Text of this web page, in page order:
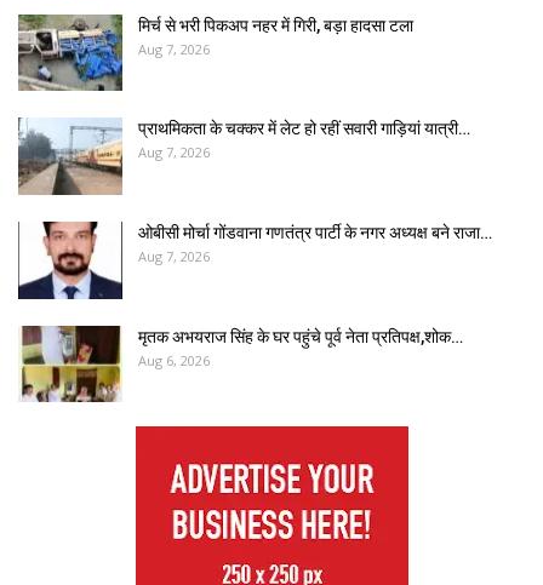
मिर्च से भरी पिकअप नहर में गिरी, बड़ा हादसा टला
Aug 7, 2026
प्राथमिकता के चक्कर में लेट हो रहीं सवारी गाड़ियां यात्री…
Aug 7, 2026
ओबीसी मोर्चा गोंडवाना गणतंत्र पार्टी के नगर अध्यक्ष बने राजा…
Aug 7, 2026
मृतक अभयराज सिंह के घर पहुंचे पूर्व नेता प्रतिपक्ष,शोक…
Aug 6, 2026